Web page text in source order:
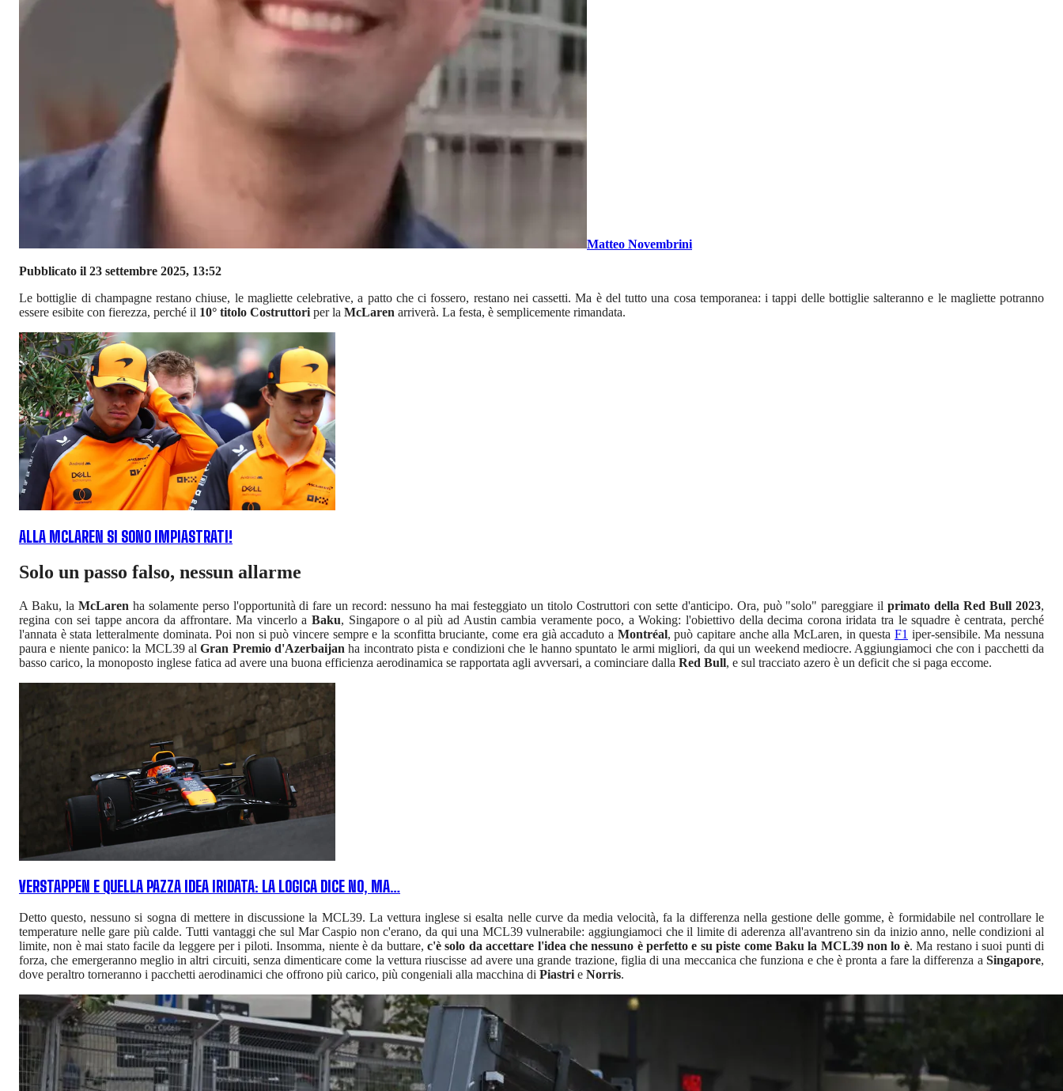
Matteo Novembrini
Pubblicato il 23 settembre 2025, 13:52
Le bottiglie di champagne restano chiuse, le magliette celebrative, a patto che ci fossero, restano nei cassetti. Ma è del tutto una cosa temporanea: i tappi delle bottiglie salteranno e le magliette potranno
essere esibite con fierezza, perché il 10° titolo Costruttori per la McLaren arriverà. La festa, è semplicemente rimandata.
ALLA MCLAREN SI SONO IMPIASTRATI!
Solo un passo falso, nessun allarme
A Baku, la McLaren ha solamente perso l'opportunità di fare un record: nessuno ha mai festeggiato un titolo Costruttori con sette d'anticipo. Ora, può "solo" pareggiare ilprimato della Red Bull 2023,
regina con sei tappe ancora da affrontare. Ma vincerlo a Baku, Singapore o al più ad Austin cambia veramente poco, a Woking: l'obiettivo della decima corona iridata tra le squadre è centrata, perché
l'annata è stata letteralmente dominata. Poi non si può vincere sempre e la sconfitta bruciante, come era già accaduto a Montréal, può capitare anche alla McLaren, in questa F1 iper-sensibile. Ma nessuna
paura e niente panico: la MCL39 alGran Premio d'Azerbaijan ha incontrato pista e condizioni che le hanno spuntato le armi migliori, da qui un weekend mediocre. Aggiungiamoci che con i pacchetti da
basso carico, la monoposto inglese fatica ad avere una buona efficienza aerodinamica se rapportata agli avversari, a cominciare dalla Red Bull, e sul tracciato azero è un deficit che si paga eccome.
VERSTAPPEN E QUELLA PAZZA IDEA IRIDATA: LA LOGICA DICE NO, MA…
Detto questo, nessuno si sogna di mettere in discussione la MCL39. La vettura inglese si esalta nelle curve da media velocità, fa la differenza nella gestione delle gomme, è formidabile nel controllare le
temperature nelle gare più calde. Tutti vantaggi che sul Mar Caspio non c'erano, da qui una MCL39 vulnerabile: aggiungiamoci che il limite di aderenza all'avantreno sin da inizio anno, nelle condizioni al
limite, non è mai stato facile da leggere per i piloti. Insomma, niente è da buttare, c'è solo da accettare l'idea che nessuno è perfetto e su piste come Baku la MCL39 non lo è. Ma restano i suoi punti di
forza, che emergeranno meglio in altri circuiti, senza dimenticare come la vettura riuscisse ad avere una grande trazione, figlia di una meccanica che funziona e che è pronta a fare la differenza a Singapore,
dove peraltro torneranno i pacchetti aerodinamici che offrono più carico, più congeniali alla macchina di Piastri e Norris.